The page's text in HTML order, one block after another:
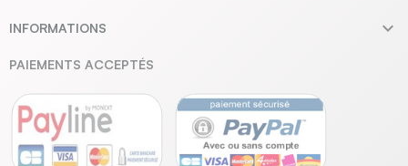
INFORMATIONS 
PAIEMENTS ACCEPTÉS